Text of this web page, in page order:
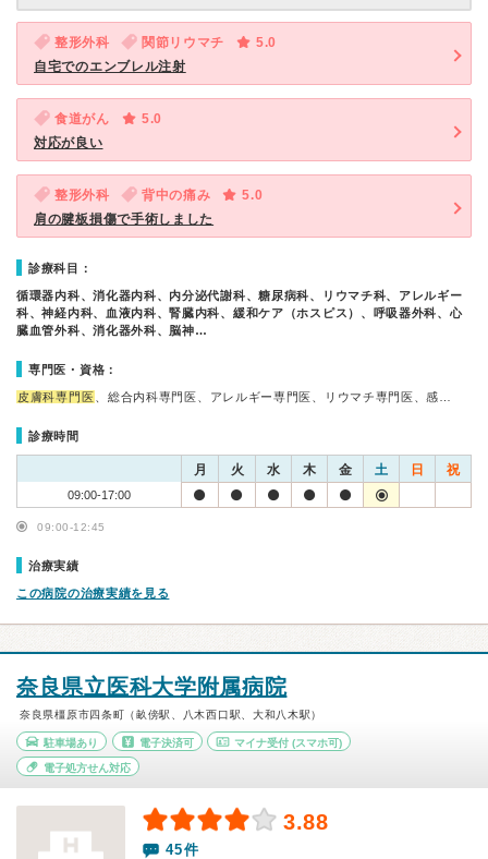
整形外科 関節リウマチ
5.0
自宅でのエンブレル注射
食道がん
5.0
対応が良い
整形外科 背中の痛み
5.0
肩の腱板損傷で手術しました
診療科目：
循環器内科、消化器内科、内分泌代謝科、糖尿病科、リウマチ科、アレルギー
科、神経内科、血液内科、腎臓内科、緩和ケア（ホスピス）、呼吸器外科、心
臓血管外科、消化器外科、脳神…
専門医・資格：
皮膚科専門医 、総合内科専門医、アレルギー専門医、リウマチ専門医、感…
診療時間
月 火 水 木 金 土 日 祝
09:00-17:00
09:00-12:45
治療実績
この病院の治療実績を見る
奈良県立医科大学附属病院
奈良県橿原市四条町（畝傍駅、八木西口駅、大和八木駅）
駐車場あり 電子決済可 マイナ受付 (スマホ可)
電子処方せん対応
3.88
45件